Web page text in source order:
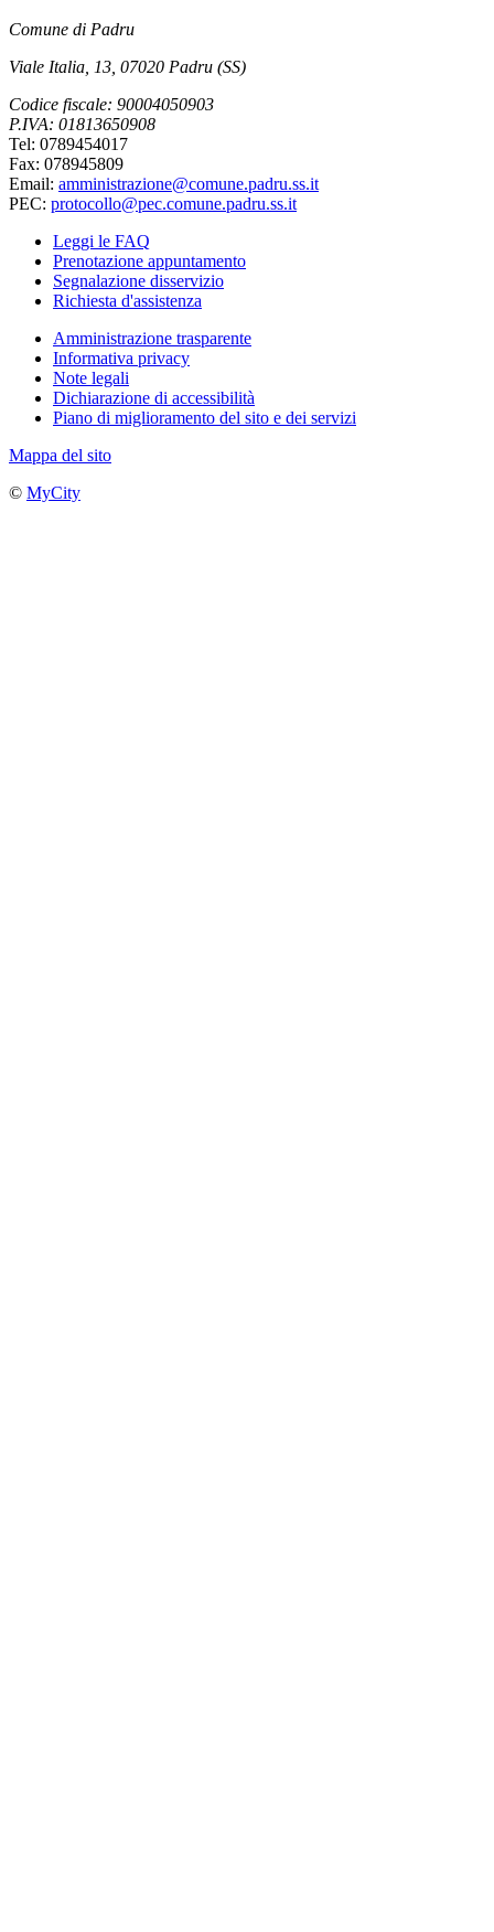
Comune di Padru
Viale Italia, 13, 07020 Padru (SS)
Codice fiscale: 90004050903
P.IVA: 01813650908
Tel: 0789454017
Fax: 078945809
Email: amministrazione@comune.padru.ss.it
PEC: protocollo@pec.comune.padru.ss.it
Leggi le FAQ
Prenotazione appuntamento
Segnalazione disservizio
Richiesta d'assistenza
Amministrazione trasparente
Informativa privacy
Note legali
Dichiarazione di accessibilità
Piano di miglioramento del sito e dei servizi
Mappa del sito
© MyCity